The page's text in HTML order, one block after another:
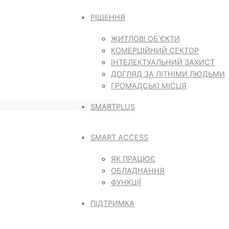
РІШЕННЯ
ЖИТЛОВІ ОБ’ЄКТИ
КОМЕРЦІЙНИЙ СЕКТОР
ІНТЕЛЕКТУАЛЬНИЙ ЗАХИСТ
ДОГЛЯД ЗА ЛІТНІМИ ЛЮДЬМИ
ГРОМАДСЬКІ МІСЦЯ
SMARTPLUS
SMART ACCESS
ЯК ПРАЦЮЄ
ОБЛАДНАННЯ
ФУНКЦІЇ
ПІДТРИМКА